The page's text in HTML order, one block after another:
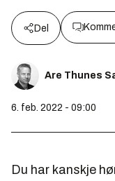
Del
Are Thunes
6. feb. 2022 - 09:00
Du har kanskje